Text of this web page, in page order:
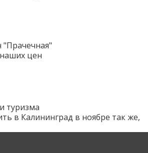
"Прачечная"
цен
туризма
в Калининград в ноябре так же,